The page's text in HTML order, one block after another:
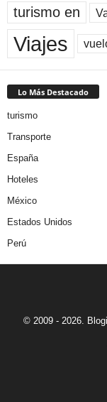
turismo en
Viajes
Lo Más Destacado
turismo
Transporte
España
Hoteles
México
Estados Unidos
Perú
© 2009 - 2026.